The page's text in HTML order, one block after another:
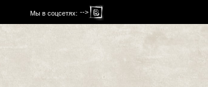
Мы в соцсетях: -->